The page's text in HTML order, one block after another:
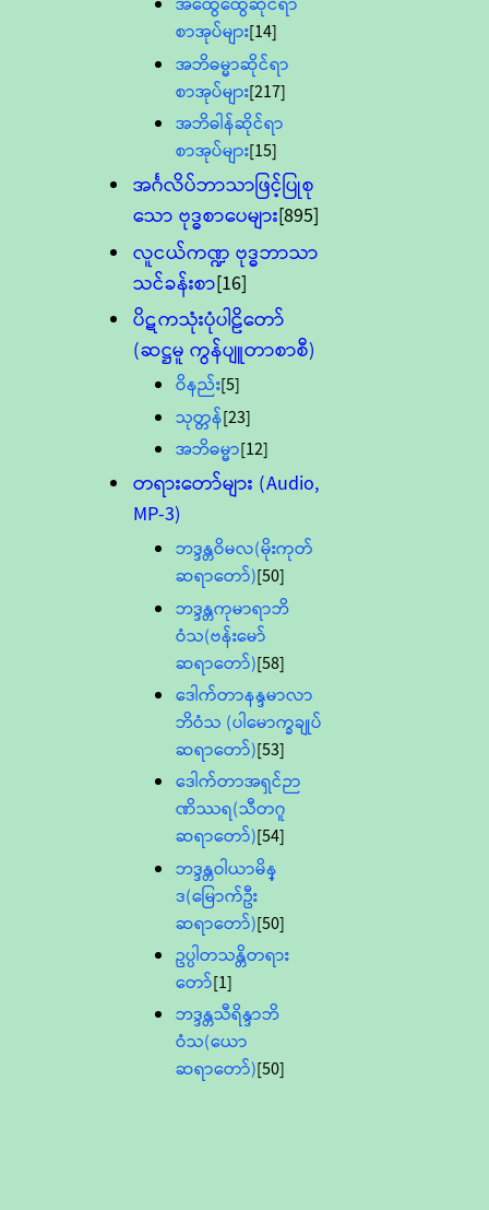
စာအုပ်များ[14]
အဘိဓမ္မာဆိုင်ရာ
စာအုပ်များ[217]
အဘိဓါန်ဆိုင်ရာ
စာအုပ်များ[15]
အင်္ဂလိပ်ဘာသာဖြင့်ပြုစု
သော ဗုဒ္ဓစာပေများ[895]
လူငယ်ကဏ္ဍ ဗုဒ္ဓဘာသာ
သင်ခန်းစာ[16]
ပိဋကသုံးပုံပါဠိတော်
(ဆဋ္ဌမူ ကွန်ပျူတာစာစီ)
ဝိနည်း[5]
သုတ္တန်[23]
အဘိဓမ္မာ[12]
တရားတော်များ (Audio,
MP-3)
ဘဒ္ဒန္တဝိမလ(မိုးကုတ်
ဆရာတော်)[50]
ဘဒ္ဒန္တကုမာရာဘိ
ဝံသ(ဗန်းမော်
ဆရာတော်)[58]
ဒေါက်တာနန္ဒမာလာ
ဘိဝံသ (ပါမောက္ခချုပ်
ဆရာတော်)[53]
ဒေါက်တာအရှင်ဉာ
ဏိဿရ(သီတဂူ
ဆရာတော်)[54]
ဘဒ္ဒန္တဝါယာမိန္
ဒ(မြောက်ဦး
ဆရာတော်)[50]
ဥပ္ပါတသန္တိတရား
တော်[1]
ဘဒ္ဒန္တသီရိန္ဒာဘိ
ဝံသ(ယော
ဆရာတော်)[50]